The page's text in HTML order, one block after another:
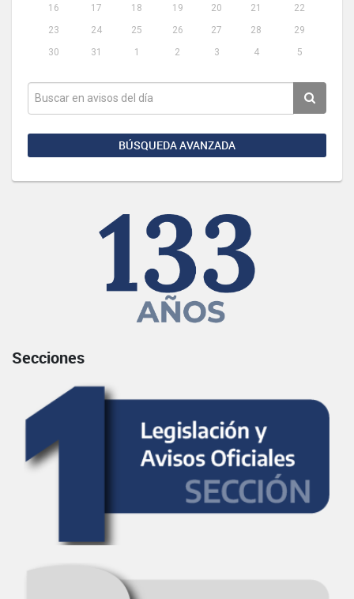
16
17 18 19 20 21
22
23
24 25 26 27 28
29
30
31 1 2 3 4 5
BÚSQUEDA AVANZADA
Secciones